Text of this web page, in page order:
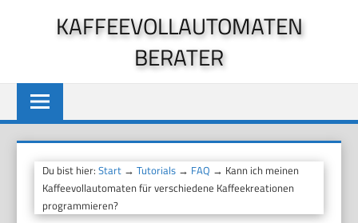
KAFFEEVOLLAUTOMATEN
BERATER
Du bist hier:Start →Tutorials → FAQ → Kann ich meinen
Kaffeevollautomaten für verschiedene Kaffeekreationen
programmieren?